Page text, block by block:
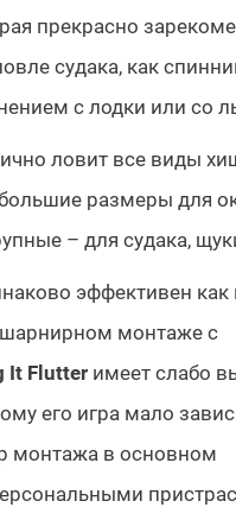
прекрасно
судака, как
с лодки или со
ловит все виды
размеры для
– для судака,
эффективен как
шарнирном монтаже с
It Flutter имеет слабо
его игра мало
монтажа в основном